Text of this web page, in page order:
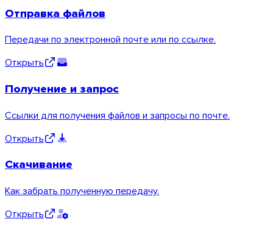
Windows
Отправка файлов
Передачи по электронной почте или по ссылке.
Открыть
Получение и запрос
Ссылки для получения файлов и запросы по почте.
Открыть
Скачивание
Как забрать полученную передачу.
Открыть